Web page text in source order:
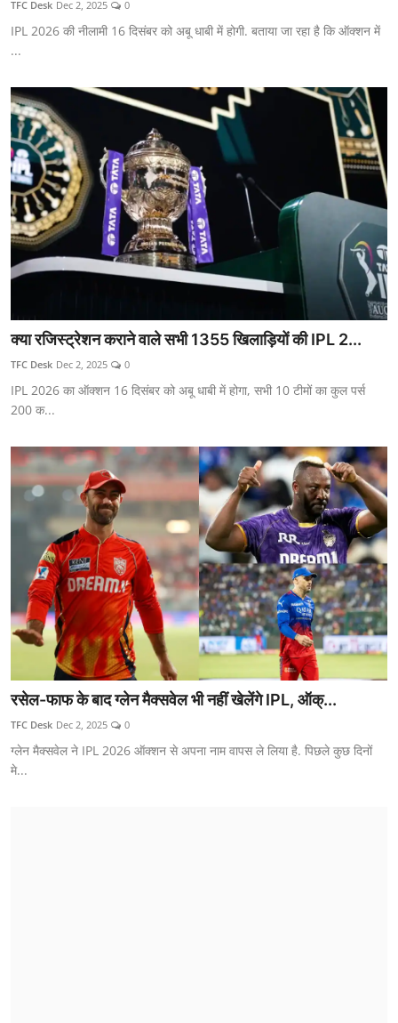
TFC Desk Dec 2, 2025 0
IPL 2026 की नीलामी 16 दिसंबर को अबू धाबी में होगी. बताया जा रहा है कि ऑक्शन में
...
क्या रजिस्ट्रेशन कराने वाले सभी 1355 खिलाड़ियों की IPL 2...
TFC Desk Dec 2, 2025 0
IPL 2026 का ऑक्शन 16 दिसंबर को अबू धाबी में होगा, सभी 10 टीमों का कुल पर्स
200 क...
रसेल-फाफ के बाद ग्लेन मैक्सवेल भी नहीं खेलेंगे IPL, ऑक्...
TFC Desk Dec 2, 2025 0
ग्लेन मैक्सवेल ने IPL 2026 ऑक्शन से अपना नाम वापस ले लिया है. पिछले कुछ दिनों
मे...